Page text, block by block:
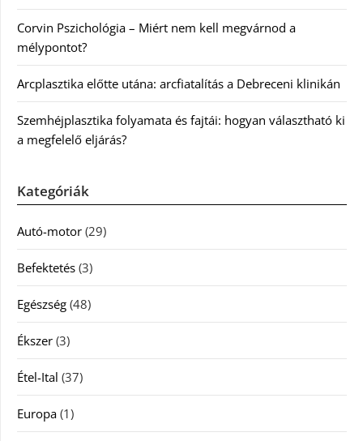
Corvin Pszichológia – Miért nem kell megvárnod a
mélypontot?
Arcplasztika előtte utána: arcfiatalítás a Debreceni klinikán
Szemhéjplasztika folyamata és fajtái: hogyan választható ki
a megfelelő eljárás?
Kategóriák
Autó-motor (29)
Befektetés (3)
Egészség (48)
Ékszer (3)
Étel-Ital (37)
Europa (1)